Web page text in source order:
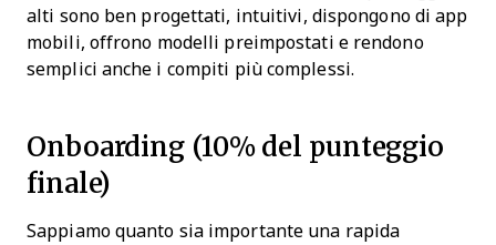
alti sono ben progettati, intuitivi, dispongono di app
mobili, offrono modelli preimpostati e rendono
semplici anche i compiti più complessi.
Onboarding (10% del punteggio
finale)
Sappiamo quanto sia importante una rapida